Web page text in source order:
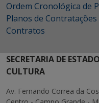
Ordem Cronológica de
Planos de Contratações
Contratos
SECRETARIA DE
CULTURA
Av. Fernando Correa da